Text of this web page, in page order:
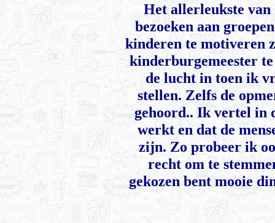
Het allerleukste van
bezoeken aan
kinderen te motiveren
kinderburgemeester
de lucht in toen ik
stellen. Zelfs de
gehoord.. Ik vertel in
werkt en dat de
zijn. Zo probeer ik
recht om te
gekozen bent mooie